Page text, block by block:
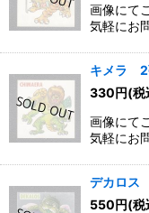
画像にて
気軽にお
キメラ 2
330円(税
画像にて
気軽にお
デカロ
550円(税